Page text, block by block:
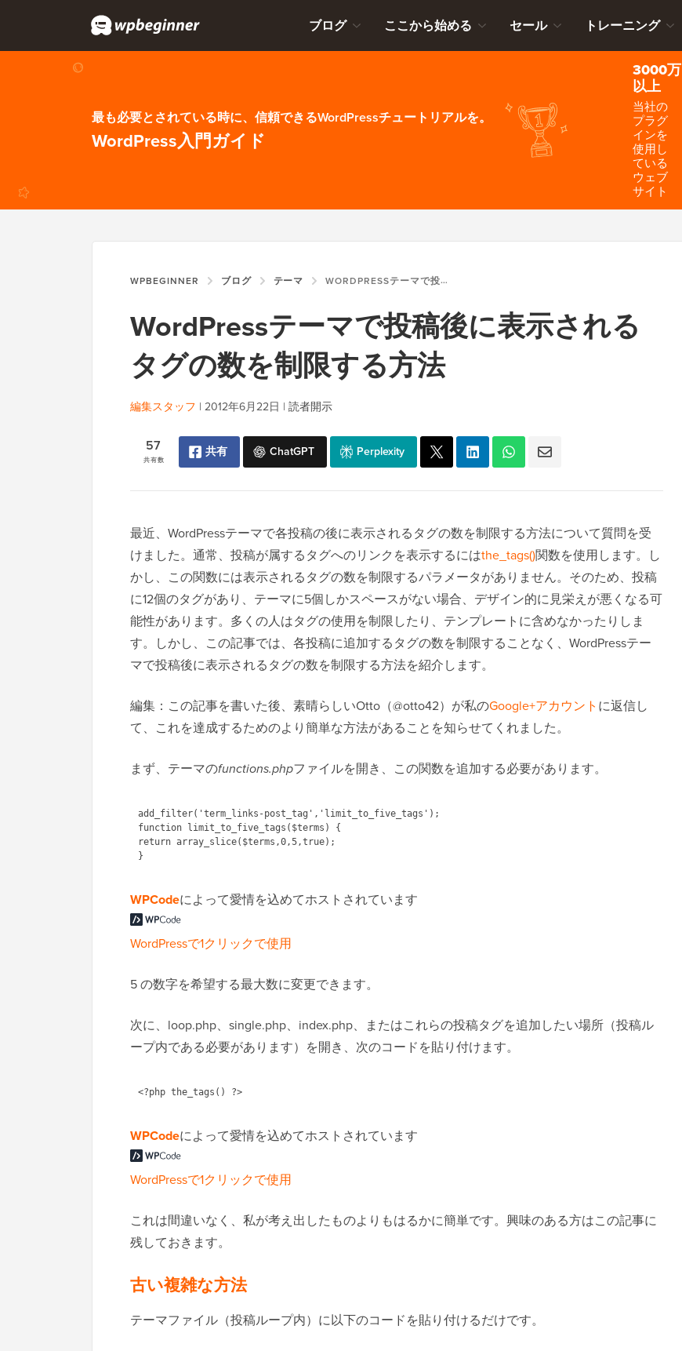
ブログ ここから始める セール トレーニング
最も必要とされている時に、信頼できるWordPressチュートリアルを。
WordPress入門ガイド
3000万
以上
当社の
プラグ
インを
使用し
ている
ウェブ
サイト
WPBEGINNER ブログ テーマ WORDPRESSテーマで投稿後に表示されるタグの数を制限する方法
WordPressテーマで投稿後に表示される
タグの数を制限する方法
編集スタッフ | 2012年6月22日 | 読者開示
共有数
57 共有 ChatGPT Perplexity
最近、WordPressテーマで各投稿の後に表示されるタグの数を制限する方法について質問を受
けました。通常、投稿が属するタグへのリンクを表示するにはthe_tags()関数を使用します。し
かし、この関数には表示されるタグの数を制限するパラメータがありません。そのため、投稿
に12個のタグがあり、テーマに5個しかスペースがない場合、デザイン的に見栄えが悪くなる可
能性があります。多くの人はタグの使用を制限したり、テンプレートに含めなかったりしま
す。しかし、この記事では、各投稿に追加するタグの数を制限することなく、WordPressテー
マで投稿後に表示されるタグの数を制限する方法を紹介します。
編集：この記事を書いた後、素晴らしいOtto（@otto42）が私のGoogle+アカウント に返信し
て、これを達成するためのより簡単な方法があることを知らせてくれました。
まず、テーマのfunctions.phpファイルを開き、この関数を追加する必要があります。
add_filter('term_links-post_tag','limit_to_five_tags');
function limit_to_five_tags($terms) {
return array_slice($terms,0,5,true);
WPCodeによって愛情を込めてホストされています
WordPressで1クリックで使用
5 の数字を希望する最大数に変更できます。
次に、loop.php、single.php、index.php、またはこれらの投稿タグを追加したい場所（投稿ル
ープ内である必要があります）を開き、次のコードを貼り付けます。
<?php the_tags() ?>
WPCodeによって愛情を込めてホストされています
WordPressで1クリックで使用
これは間違いなく、私が考え出したものよりもはるかに簡単です。興味のある方はこの記事に
残しておきます。
古い複雑な方法
テーマファイル（投稿ループ内）に以下のコードを貼り付けるだけです。